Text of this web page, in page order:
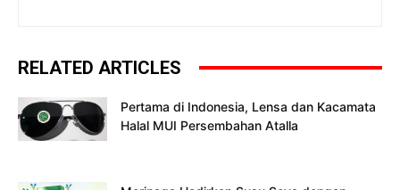
RELATED ARTICLES
Pertama di Indonesia, Lensa dan Kacamata
Halal MUI Persembahan Atalla